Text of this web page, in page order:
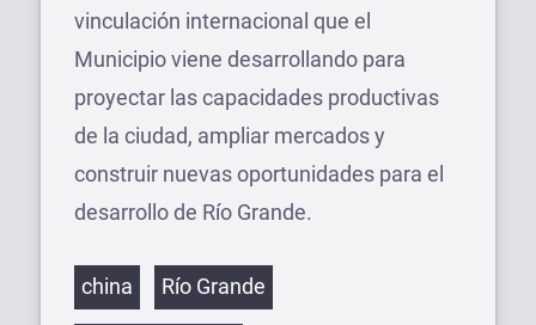
vinculación internacional que el
Municipio viene desarrollando para
proyectar las capacidades productivas
de la ciudad, ampliar mercados y
construir nuevas oportunidades para el
desarrollo de Río Grande.
Etiquetas
china Río Grande